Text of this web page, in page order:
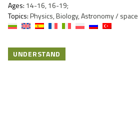
Ages: 14-16, 16-19;
Topics:Physics, Biology, Astronomy / space
UNDERSTAND